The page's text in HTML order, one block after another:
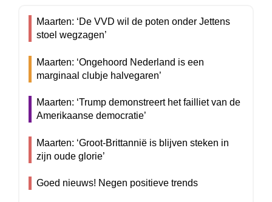
Maarten: ‘De VVD wil de poten onder Jettens
stoel wegzagen’
Maarten: ‘Ongehoord Nederland is een
marginaal clubje halvegaren’
Maarten: ‘Trump demonstreert het failliet van de
Amerikaanse democratie’
Maarten: ‘Groot-Brittannië is blijven steken in
zijn oude glorie’
Goed nieuws! Negen positieve trends